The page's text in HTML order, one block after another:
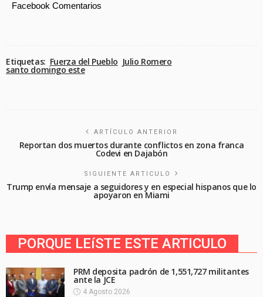
Facebook Comentarios
Etiquetas: Fuerza del Pueblo Julio Romero
santo domingo este
ARTÍCULO ANTERIOR
Reportan dos muertos durante conflictos en zona franca
Codevi en Dajabón
SIGUIENTE ARTICULO
Trump envía mensaje a seguidores y en especial hispanos que lo
apoyaron en Miami
PORQUE LEíSTE ESTE ARTICULO
PRM deposita padrón de 1,551,727 militantes
ante la JCE
4 Agosto 2026